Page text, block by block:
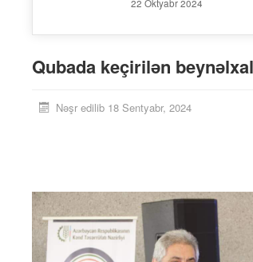
22 Oktyabr 2024
Qubada keçirilən
Nəşr edilib 18 Sentyabr, 2024